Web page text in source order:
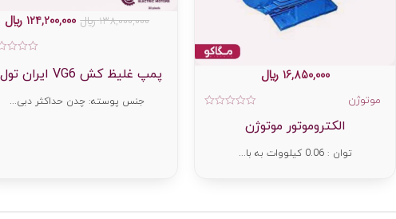
الکتروموتور موتوژن
16,850,000 ﷼
توان : 0.06 کیلووات به با...
موتوژن
پمپ غلیظ کش VG6 ایران تول...
138,000,000﷼ 124,200,000 ﷼
جنس پوسته: چدن حداکثر دبی...